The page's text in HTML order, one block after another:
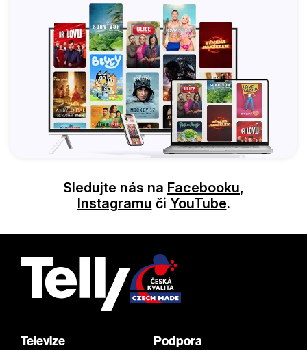
Sledujte nás na Facebooku,
Instagramu či YouTube.
Televize Podpora